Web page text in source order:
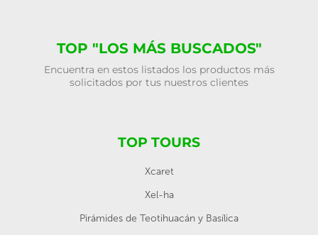
TOP "LOS MÁS BUSCADOS"
Encuentra en estos listados los productos más
solicitados por tus nuestros clientes
TOP TOURS
Xcaret
Xel-ha
Pirámides de Teotihuacán y Basílica